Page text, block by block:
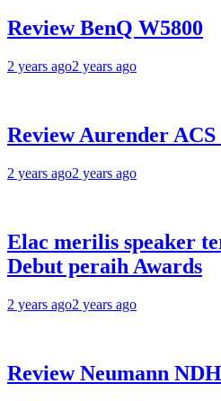
Review BenQ W5800
2 years ago2 years ago
Review Aurender ACS
2 years ago2 years ago
Elac merilis speaker
Debut peraih Awards
2 years ago2 years ago
Review Neumann